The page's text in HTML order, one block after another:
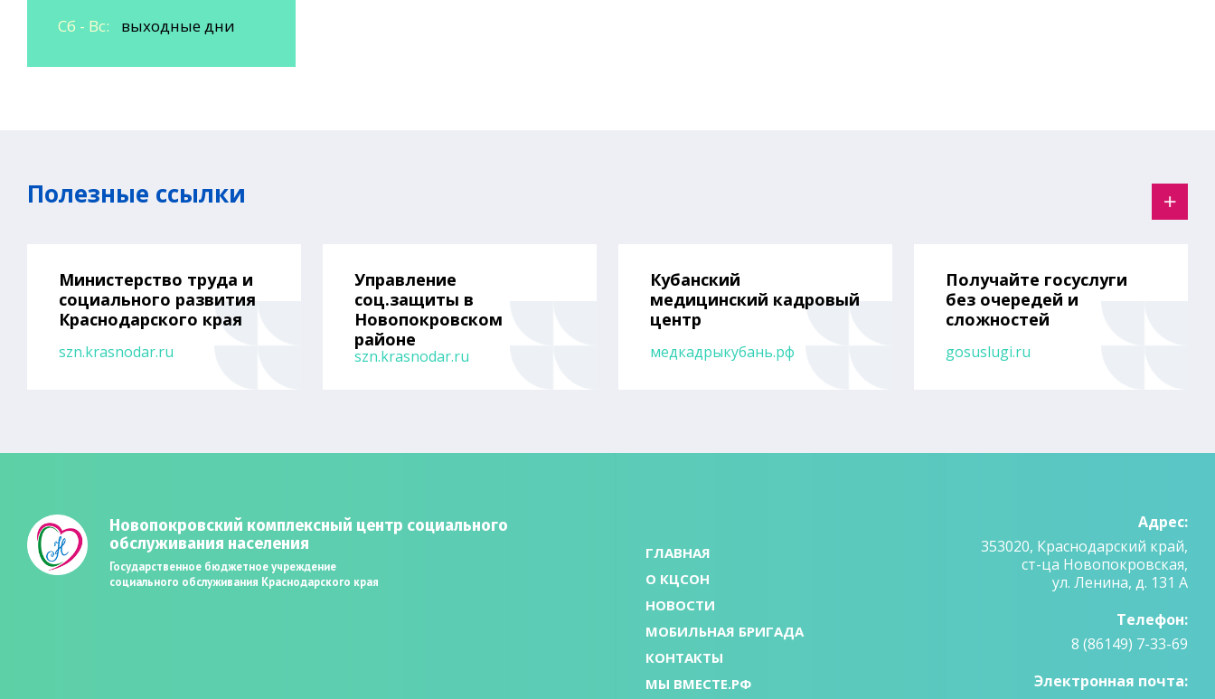
Сб - Вс: выходные дни
Полезные ссылки
Министерство труда и
социального развития
Краснодарского края
szn.krasnodar.ru
Управление
соц.защиты в
Новопокровском
районе
szn.krasnodar.ru
Кубанский
медицинский кадровый
центр
медкадрыкубань.рф
Получайте госуслуги
без очередей и
сложностей
gosuslugi.ru
Новопокровский комплексный центр социального
обслуживания населения
Государственное бюджетное учреждение
социального обслуживания Краснодарского края
ГЛАВНАЯ
О КЦСОН
НОВОСТИ
МОБИЛЬНАЯ БРИГАДА
КОНТАКТЫ
МЫ ВМЕСТЕ.РФ
Адрес:
353020, Краснодарский край,
ст-ца Новопокровская,
ул. Ленина, д. 131 А
Телефон:
8 (86149) 7-33-69
Электронная почта: